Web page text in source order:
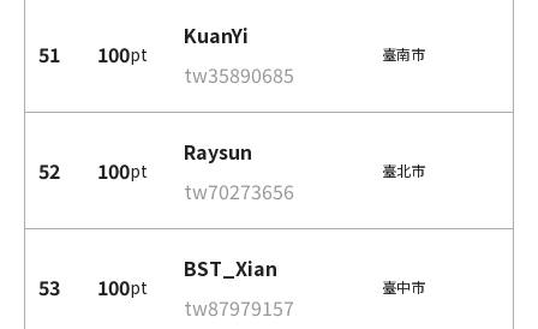
51 100pt
KuanYi
tw35890685
臺南市
52 100pt
Raysun
tw70273656
臺北市
53 100pt
BST_Xian
tw87979157
臺中市